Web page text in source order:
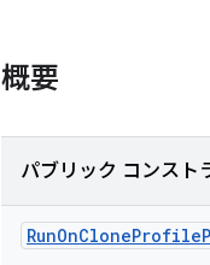
概要
パブリック コンスト
RunOnCloneProfile